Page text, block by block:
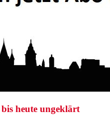
heute ungeklärt